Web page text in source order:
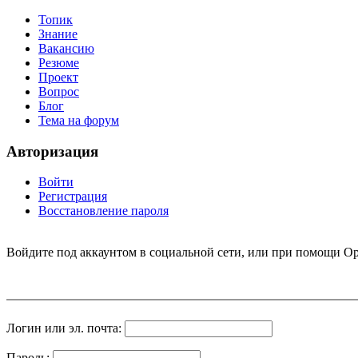
Топик
Знание
Вакансию
Резюме
Проект
Вопрос
Блог
Тема на форум
Авторизация
Войти
Регистрация
Восстановление пароля
Войдите под аккаунтом в социальной сети, или при помощи
Логин или эл. почта: